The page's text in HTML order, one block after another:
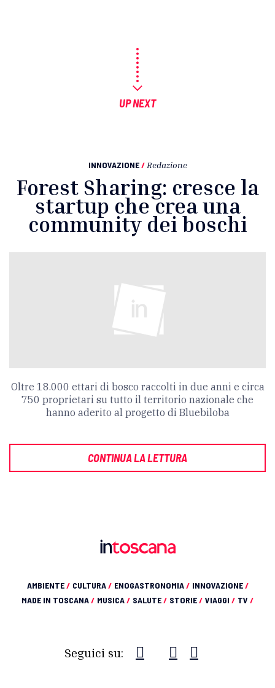
UP NEXT
INNOVAZIONE / Redazione
Forest Sharing: cresce la
startup che crea una
community dei boschi
Oltre 18.000 ettari di bosco raccolti in due anni e circa
750 proprietari su tutto il territorio nazionale che
hanno aderito al progetto di Bluebiloba
CONTINUA LA LETTURA
AMBIENTE/ CULTURA/ ENOGASTRONOMIA/ INNOVAZIONE/
MADE IN TOSCANA/ MUSICA/ SALUTE/ STORIE/ VIAGGI / TV /
Seguici su: